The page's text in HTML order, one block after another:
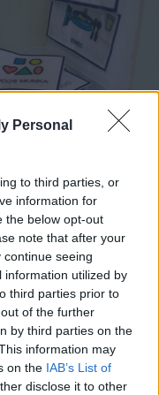
Personal
to third parties, or
information for
the below opt-out
note that after your
seeing
information utilized by
third parties prior to
of the further
by third parties on the
information may
on the IAB’s List of
disclose it to other
a sérült
a jövőjével